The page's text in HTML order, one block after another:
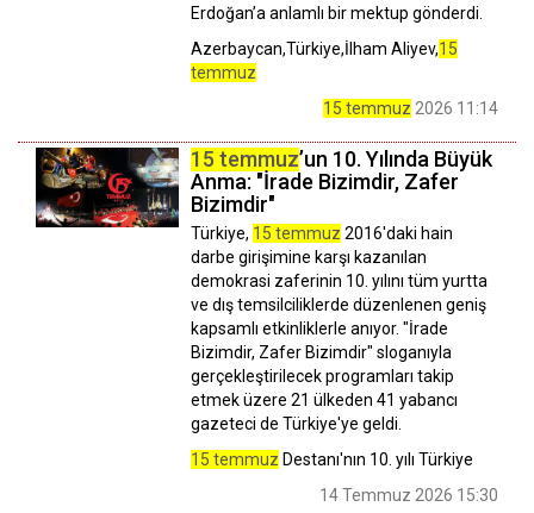
Erdoğan’a anlamlı bir mektup gönderdi.
Azerbaycan,Türkiye,İlham Aliyev,15
temmuz
15 temmuz 2026 11:14
15 temmuz’un 10. Yılında Büyük
Anma: "İrade Bizimdir, Zafer
Bizimdir"
Türkiye, 15 temmuz 2016'daki hain
darbe girişimine karşı kazanılan
demokrasi zaferinin 10. yılını tüm yurtta
ve dış temsilciliklerde düzenlenen geniş
kapsamlı etkinliklerle anıyor. "İrade
Bizimdir, Zafer Bizimdir" sloganıyla
gerçekleştirilecek programları takip
etmek üzere 21 ülkeden 41 yabancı
gazeteci de Türkiye'ye geldi.
15 temmuz Destanı'nın 10. yılı Türkiye
14 Temmuz 2026 15:30